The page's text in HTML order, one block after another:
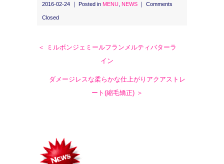
2016-02-24 ｜ Posted in MENU NEWS ｜ Comments
Closed
＜ ミルボンジェミールフランメルティバターラ
イン
ダメージレスな柔らかな仕上がりアクアストレ
ート(縮毛矯正) ＞